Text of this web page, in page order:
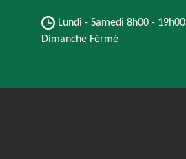
Lundi - Samedi 8h00 - 19h00
Dimanche Férmé